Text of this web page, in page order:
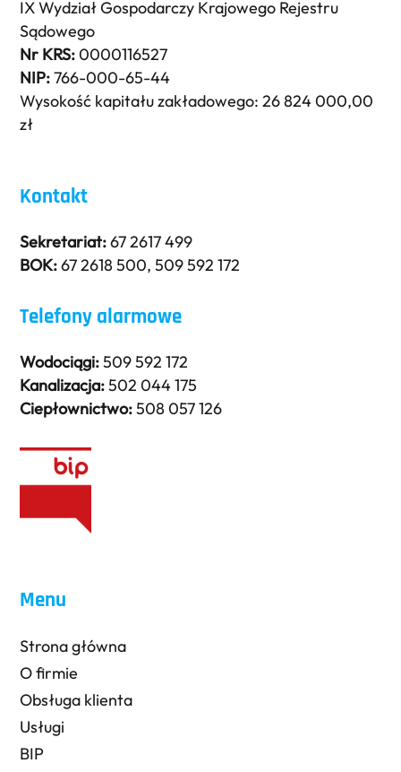
IX Wydział Gospodarczy Krajowego Rejestru
Sądowego
Nr KRS:0000116527
NIP:766-000-65-44
Wysokość kapitału zakładowego: 26 824 000,00
zł
Kontakt
Sekretariat:67 2617 499
BOK:67 2618 500,509 592 172
Telefony alarmowe
Wodociągi:509 592 172
Kanalizacja:502 044 175
Ciepłownictwo:508 057 126
Menu
Strona główna
O firmie
Obsługa klienta
Usługi
BIP